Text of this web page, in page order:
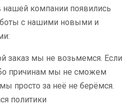
компании появились
с нашими новыми и
заказ мы не возьмемся. Если
причинам мы не сможем
просто за неё не берёмся.
политики